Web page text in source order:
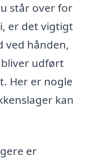
står over for
er det vigtigt
ved hånden,
udført
Her er nogle
kan
er